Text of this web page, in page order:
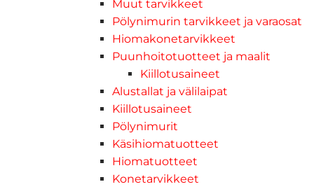
Muut tarvikkeet
Pölynimurin tarvikkeet ja varaosat
Hiomakonetarvikkeet
Puunhoitotuotteet ja maalit
Kiillotusaineet
Alustallat ja välilaipat
Kiillotusaineet
Pölynimurit
Käsihiomatuotteet
Hiomatuotteet
Konetarvikkeet